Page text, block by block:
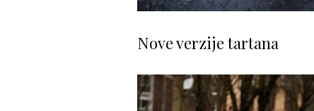
Nove verzije tartana